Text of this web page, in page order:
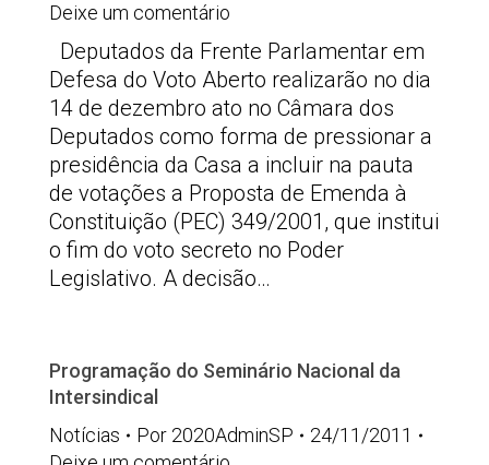
Deixe um comentário
Deputados da Frente Parlamentar em
Defesa do Voto Aberto realizarão no dia
14 de dezembro ato no Câmara dos
Deputados como forma de pressionar a
presidência da Casa a incluir na pauta
de votações a Proposta de Emenda à
Constituição (PEC) 349/2001, que institui
o fim do voto secreto no Poder
Legislativo. A decisão…
Programação do Seminário Nacional da
Intersindical
Notícias
Por 2020AdminSP
24/11/2011